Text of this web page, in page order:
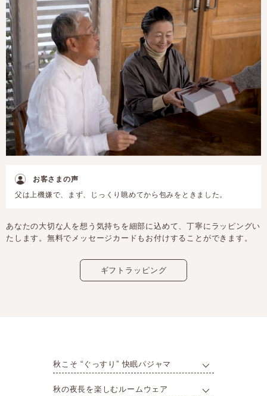
お客さまの声
父は上機嫌で、まず、じっくり眺めてから包みをときました。
あなたの大切な人を想う気持ちを細部に込めて、丁寧にラッピングい
たします。無料でメッセージカードもお付けすることができます。
ギフトラッピング
秋こそ “ぐっすり” 快眠パジャマ
秋の夜長を楽しむルームウェア